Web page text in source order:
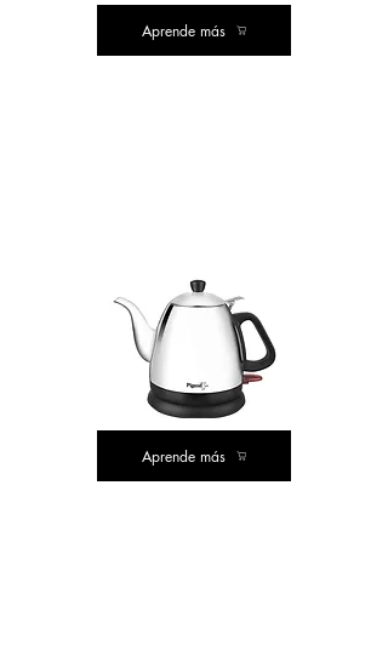
Aprende más
Aprende más